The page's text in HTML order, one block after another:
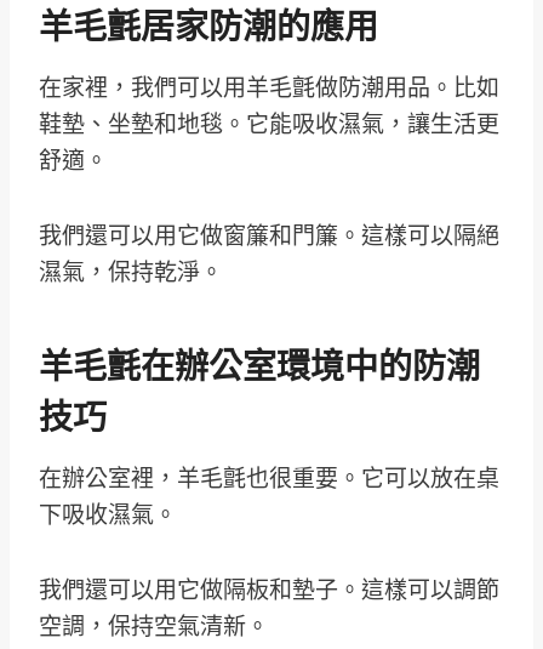
羊毛氈居家防潮的應用
在家裡，我們可以用羊毛氈做防潮用品。比如
鞋墊、坐墊和地毯。它能吸收濕氣，讓生活更
舒適。
我們還可以用它做窗簾和門簾。這樣可以隔絕
濕氣，保持乾淨。
羊毛氈在辦公室環境中的防潮
技巧
在辦公室裡，羊毛氈也很重要。它可以放在桌
下吸收濕氣。
我們還可以用它做隔板和墊子。這樣可以調節
空調，保持空氣清新。